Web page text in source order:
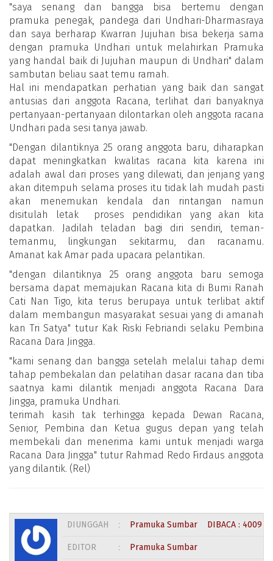
"saya senang dan bangga bisa bertemu dengan
pramuka penegak, pandega dari Undhari-Dharmasraya
dan saya berharap Kwarran Jujuhan bisa bekerja sama
dengan pramuka Undhari untuk melahirkan Pramuka
yang handal baik di Jujuhan maupun di Undhari" dalam
sambutan beliau saat temu ramah.
Hal ini mendapatkan perhatian yang baik dan sangat
antusias dari anggota Racana, terlihat dari banyaknya
pertanyaan-pertanyaan dilontarkan oleh anggota racana
Undhari pada sesi tanya jawab.
"Dengan dilantiknya 25 orang anggota baru, diharapkan
dapat meningkatkan kwalitas racana kita karena ini
adalah awal dari proses yang dilewati, dan jenjang yang
akan ditempuh selama proses itu tidak lah mudah pasti
akan menemukan kendala dan rintangan namun
disitulah letak proses pendidikan yang akan kita
dapatkan. Jadilah teladan bagi diri sendiri, teman-
temanmu, lingkungan sekitarmu, dan racanamu.
Amanat kak Amar pada upacara pelantikan.
"dengan dilantiknya 25 orang anggota baru semoga
bersama dapat memajukan Racana kita di Bumi Ranah
Cati Nan Tigo, kita terus berupaya untuk terlibat aktif
dalam membangun masyarakat sesuai yang di amanah
kan Tri Satya" tutur Kak Riski Febriandi selaku Pembina
Racana Dara Jingga.
"kami senang dan bangga setelah melalui tahap demi
tahap pembekalan dan pelatihan dasar racana dan tiba
saatnya kami dilantik menjadi anggota Racana Dara
Jingga, pramuka Undhari.
terimah kasih tak terhingga kepada Dewan Racana,
Senior, Pembina dan Ketua gugus depan yang telah
membekali dan menerima kami untuk menjadi warga
Racana Dara Jingga" tutur Rahmad Redo Firdaus anggota
yang dilantik. (Rel)
DIUNGGAH : Pramuka Sumbar DIBACA : 4009
EDITOR : Pramuka Sumbar